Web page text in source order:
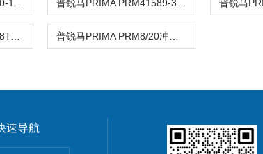
普锐马PRIMA PRM14048TA/TB冲击电流发生器
速导航